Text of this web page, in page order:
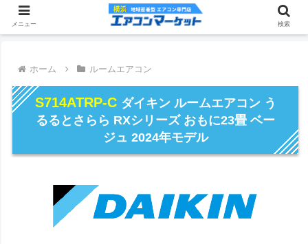
ホーム ルームエアコン
S714ATRP-C ダイキン ルームエアコン う
るるとさらら RXシリーズ おもに23畳 ベー
ジュ 2024年モデル
メニュー 検索